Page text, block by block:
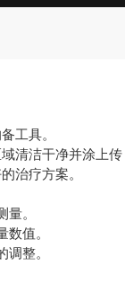
工具。
清洁干净并涂上传
治疗方案。
。
值。
整。